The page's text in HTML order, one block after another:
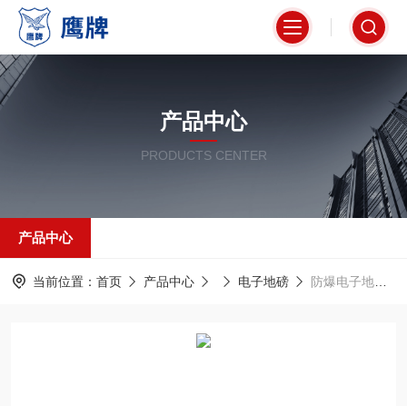
产品中心
PRODUCTS CENTER
产品中心
当前位置： 首页 产品中心 电子地磅 防爆电子地上衡鹰牌